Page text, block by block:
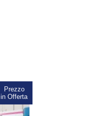
Prezzo
in Offerta